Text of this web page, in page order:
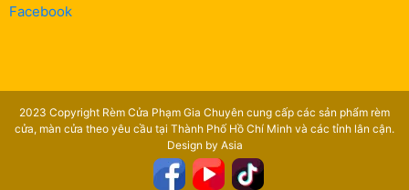
Facebook
2023 Copyright Rèm Cửa Phạm Gia Chuyên cung cấp các sản phẩm rèm
cửa, màn cửa theo yêu cầu tại Thành Phố Hồ Chí Minh và các tỉnh lân cận.
Design by Asia